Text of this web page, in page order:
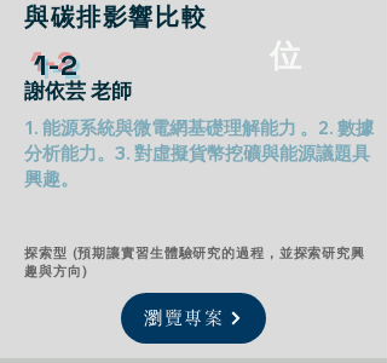
與碳排影響比較
1​-2 位
謝依芸 老師
1. 能源系統與微電網基礎理解能力 。2. 數據
分析能力。3. 對虛擬貨幣挖礦與能源議題具
興趣。
探索型 (預期讓實習生體驗研究的過程，並探索研究興
趣與方向)
瀏覽專案